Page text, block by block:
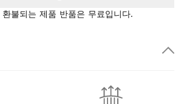
환불되는 제품 반품은 무료입니다.